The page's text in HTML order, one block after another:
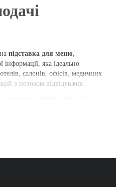
підставка для меню,
інформації, яка ідеально
салонів, офісів, медичних
з потоком відвідувачів.
але ефективний спосіб
будь-якого бізнесу;